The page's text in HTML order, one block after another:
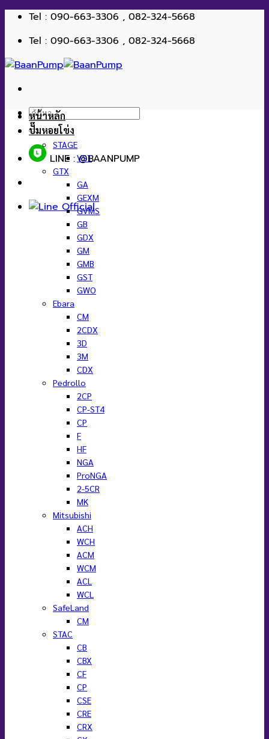
จัดการ การอนุญาตใช้งาน Cookies
เว็บไซต์ (www.baanpump.com )มีการใช้งานเทคโนโลยีคุกกี้
หรือ เทคโนโลยีอื่นที่มีลักษณะใกล้เคียงกันกับคุกกี้ บนเว็บไซต์ของ
เรา โปรดศึกษา นโยบายการใช้คุกกี้ และ นโยบายความเป็นส่วนตัว
ของข้อมูล ก่อนใช้บริการเว็บไซต์ ได้ที่ลิงค์ด้านล่าง
คุกกี้
ที่
จำเป็น
Always active
Preferences
คุกกี้เก็บสถิติ
คุกกี้
เก็บ
สถิติ
คุกกี้
การ
ตลาด
Manage options
Manage services
Manage {vendor_count} vendors
Read more about these purposes
ปฏิเสธ
นโยบายการใช้คุกกี้
นโยบายความเป็นส่วนตัวของข้อมูล
Tel : 090-663-3306 , 082-324-5668